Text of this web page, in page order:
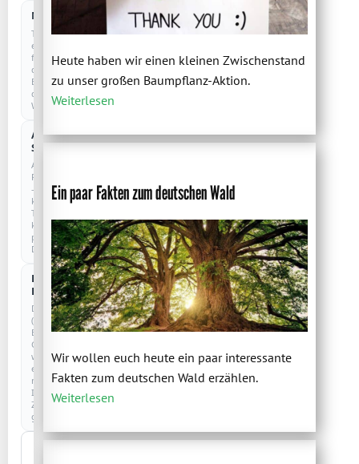
Heute haben wir einen kleinen Zwischenstand
zu unser großen Baumpflanz-Aktion.
Weiterlesen
Ein paar Fakten zum deutschen Wald
Wir wollen euch heute ein paar interessante
Fakten zum deutschen Wald erzählen.
Weiterlesen
Notwendig
IMMER AKTIV
Technisch
erforderlich
für
den
Betrieb
der
Website.
Anonyme
Statistik
COOKIELOS
Anonyme
Reichweitenmessung
–
kein
Tracking,
keine
personenbezogenen
Daten.
Externe
Dienste
Drittanbieter
(z.
B.
Google)
werden
erst
nach
Ihrer
Zustimmung
geladen.